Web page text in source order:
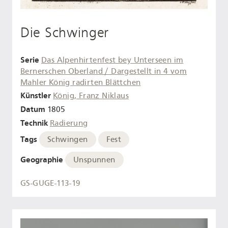
Die Schwinger
Serie Das Alpenhirtenfest bey Unterseen im
Bernerschen Oberland / Dargestellt in 4 vom
Mahler König radirten Blättchen
Künstler König, Franz Niklaus
Datum 1805
Technik Radierung
Tags Schwingen Fest
Geographie Unspunnen
GS-GUGE-113-19